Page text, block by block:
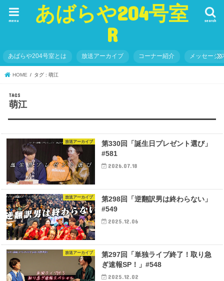
あばらや204号室
R
search
menu
あばらや204号室とは 放送アーカイブ コーナー紹介 メッセージ
HOME タグ : 萌江
萌江
放送アーカイブ
第330回「誕生日プレゼント選び」
#581
2026.07.18
放送アーカイブ
第298回「逆翻訳男は終わらない」
#549
2025.12.06
放送アーカイブ
第297回「単独ライブ終了！取り急
ぎ速報SP！」#548
2025.12.02